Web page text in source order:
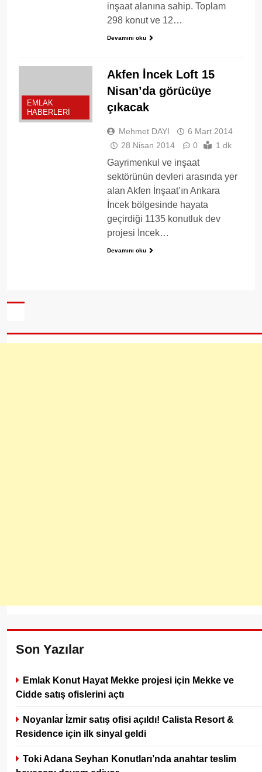
inşaat alanına sahip. Toplam
298 konut ve 12…
Devamını oku
EMLAK
HABERLERI
Akfen İncek Loft 15
Nisan’da görücüye
çıkacak
Mehmet DAYI
6 Mart 2014
28 Nisan 2014
0 1 dk
Gayrimenkul ve inşaat
sektörünün devleri arasında yer
alan Akfen İnşaat’ın Ankara
İncek bölgesinde hayata
geçirdiği 1135 konutluk dev
projesi İncek…
Devamını oku
Son Yazılar
Emlak Konut Hayat Mekke projesi için Mekke ve
Cidde satış ofislerini açtı
Noyanlar İzmir satış ofisi açıldı! Calista Resort &
Residence için ilk sinyal geldi
Toki Adana Seyhan Konutları’nda anahtar teslim